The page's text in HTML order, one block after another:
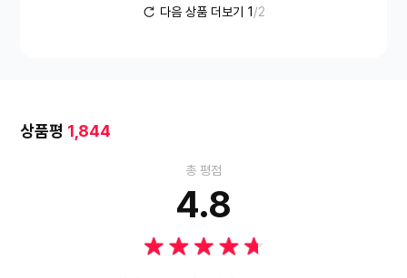
다음 상품 더보기 1 /2
상품평 1,844
총 평점
4.8